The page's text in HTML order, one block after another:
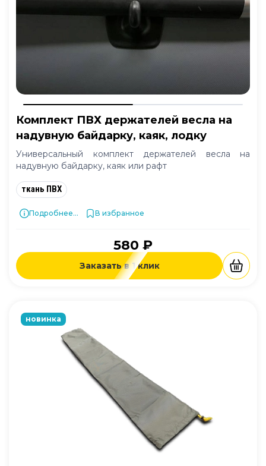
Комплект ПВХ держателей весла на
надувную байдарку, каяк, лодку
Универсальный комплект держателей весла на
надувную байдарку, каяк или рафт
ткань ПВХ
Подробнее... В избранное
580 ₽
Заказать в 1 клик
новинка